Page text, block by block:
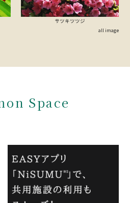
サツキツツジ
all image
Space